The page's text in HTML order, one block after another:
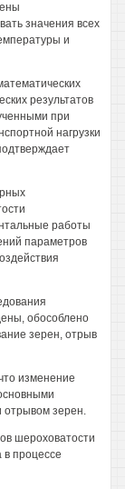
значения всех
и
результатов
при
нагрузки
работы
параметров
обособлено
зерен, отрыв
изменение
отрывом зерен.
шероховатости
процессе